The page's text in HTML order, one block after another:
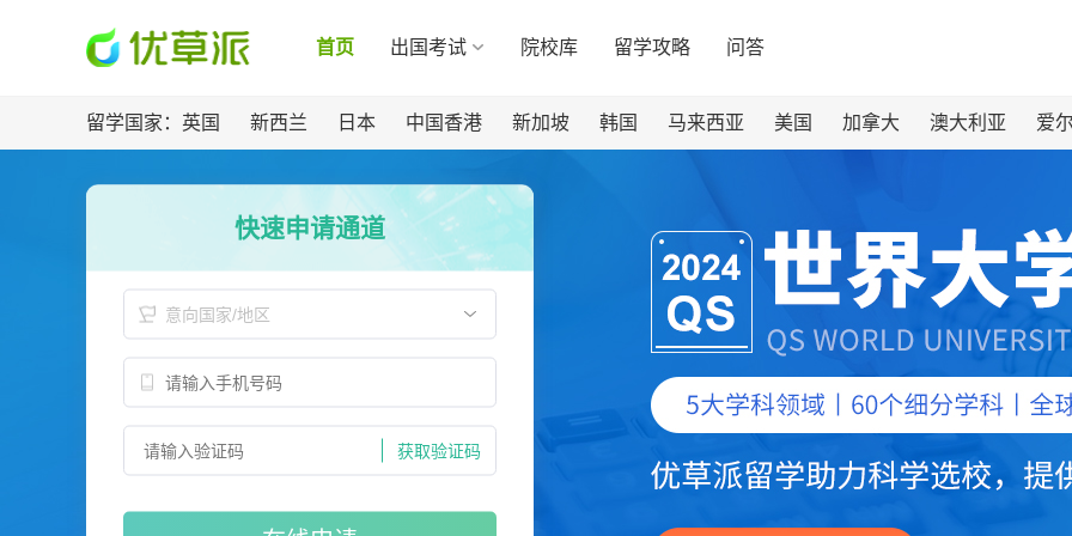
首页 出国考试 院校库 留学攻略 问答
留学国家： 英国 新西兰 日本 中国香港 新加坡 韩国 马来西亚 美国 加拿大 澳大利亚 爱
快速申请通道
意向国家/地区
获取验证码